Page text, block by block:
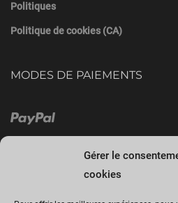
Gérer le
cookies
Politiques
Politique de cookies (CA)
MODES DE PAIEMENTS